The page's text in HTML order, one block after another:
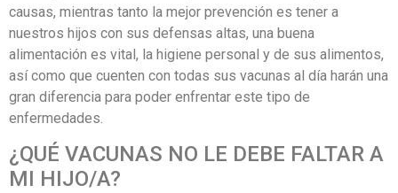
causas, mientras tanto la mejor prevención es tener a
nuestros hijos con sus defensas altas, una buena
alimentación es vital, la higiene personal y de sus alimentos,
así como que cuenten con todas sus vacunas al día harán una
gran diferencia para poder enfrentar este tipo de
enfermedades.
¿QUÉ VACUNAS NO LE DEBE FALTAR A
MI HIJO/A?